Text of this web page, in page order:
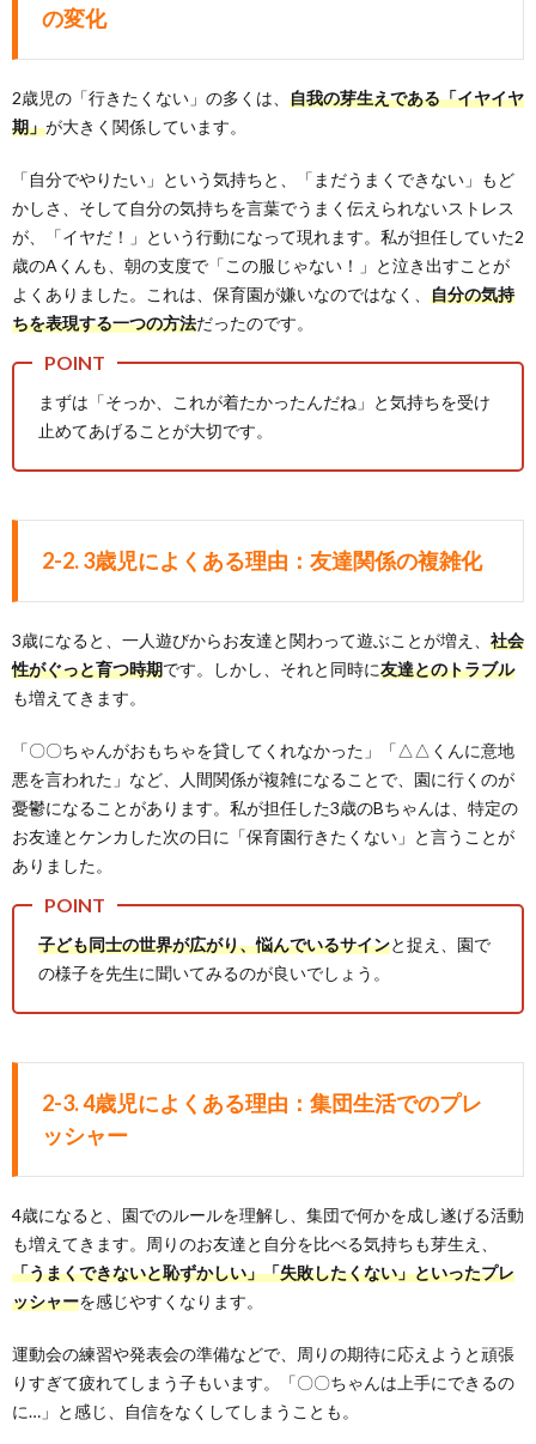
の変化
2歳児の「行きたくない」の多くは、 自我の芽生えである「イヤイヤ
期」が大きく関係しています。
「自分でやりたい」という気持ちと、「まだうまくできない」もど
かしさ、そして自分の気持ちを言葉でうまく伝えられないストレス
が、「イヤだ！」という行動になって現れます。私が担任していた2
歳のAくんも、朝の支度で「この服じゃない！」と泣き出すことが
よくありました。これは、保育園が嫌いなのではなく、 自分の気持
ちを表現する一つの方法だったのです。
まずは「そっか、これが着たかったんだね」と気持ちを受け
止めてあげることが大切です。
2-2. 3歳児によくある理由：友達関係の複雑化
3歳になると、一人遊びからお友達と関わって遊ぶことが増え、 社会
性がぐっと育つ時期です。しかし、それと同時に友達とのトラブル
も増えてきます。
「〇〇ちゃんがおもちゃを貸してくれなかった」「△△くんに意地
悪を言われた」など、人間関係が複雑になることで、園に行くのが
憂鬱になることがあります。私が担任した3歳のBちゃんは、特定の
お友達とケンカした次の日に「保育園行きたくない」と言うことが
ありました。
子ども同士の世界が広がり、悩んでいるサインと捉え、園で
の様子を先生に聞いてみるのが良いでしょう。
2-3. 4歳児によくある理由：集団生活でのプレ
ッシャー
4歳になると、園でのルールを理解し、集団で何かを成し遂げる活動
も増えてきます。周りのお友達と自分を比べる気持ちも芽生え、
「うまくできないと恥ずかしい」「失敗したくない」といったプレ
ッシャーを感じやすくなります。
運動会の練習や発表会の準備などで、周りの期待に応えようと頑張
りすぎて疲れてしまう子もいます。「〇〇ちゃんは上手にできるの
に…」と感じ、自信をなくしてしまうことも。